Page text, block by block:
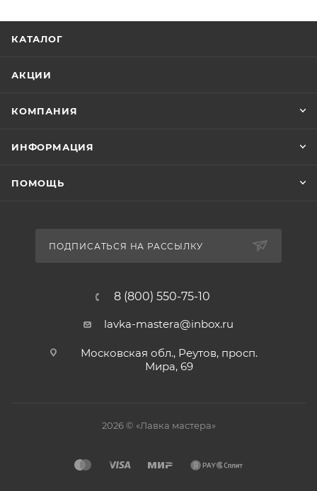
КАТАЛОГ
АКЦИИ
КОМПАНИЯ
ИНФОРМАЦИЯ
ПОМОЩЬ
ПОДПИСАТЬСЯ НА РАССЫЛКУ
8 (800) 550-75-10
lavka-mastera@inbox.ru
Московская обл., Реутов, просп.
Мира, 69
2026 © «Лавка мастера»